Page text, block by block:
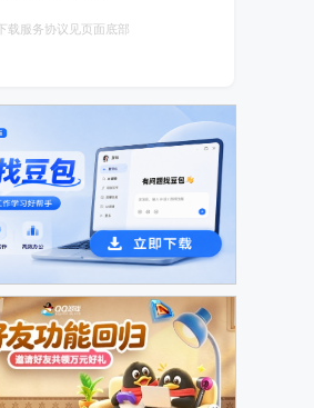
下载服务协议见页面底部